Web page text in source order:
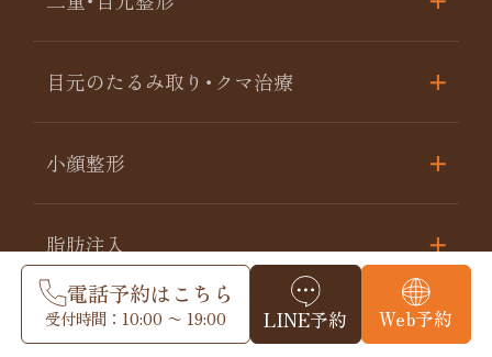
電話予約はこちら
受付時間：10:00 〜 19:00 LINE予約 Web予約
目元のたるみ取り･クマ治療
小顔整形
脂肪注入
糸リフト